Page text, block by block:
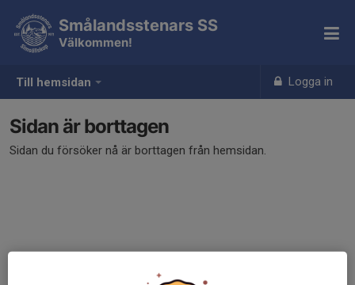
Till hemsidan Logga in
Smålandsstenars SS
Välkommen!
Sidan är borttagen
Sidan du försöker nå är borttagen från hemsidan.